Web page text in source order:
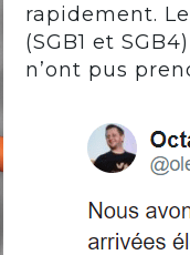
rapidement.
(SGB1 et
n’ont pus